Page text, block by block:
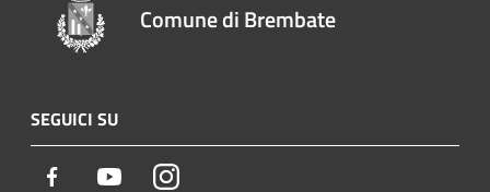
Comune di Brembate
SEGUICI SU
Facebook YoutubeInstagram